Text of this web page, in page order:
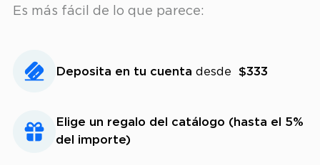
Es más fácil de lo que parece:
Deposita en tu cuenta desde $333
Elige un regalo del catálogo (hasta el 5%
del importe)